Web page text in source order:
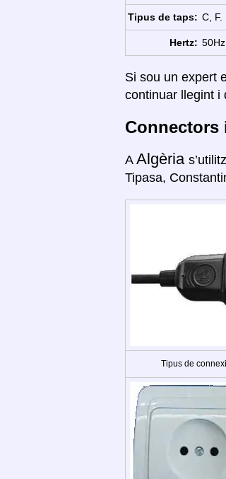
Tipus de taps: C, F.
Hertz: 50Hz.
Si sou un expert
continuar llegint i
Connectors
A Algèria
Tipasa,
Tipus de